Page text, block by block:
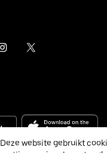
Deze website gebruikt